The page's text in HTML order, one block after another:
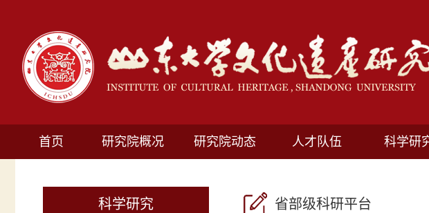
首页 研究院概况 研究院动态 人才队伍 科学研
科学研究 省部级科研平台